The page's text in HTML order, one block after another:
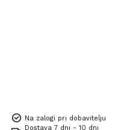
Na zalogi pri dobavitelju
Dostava 7 dni - 10 dni